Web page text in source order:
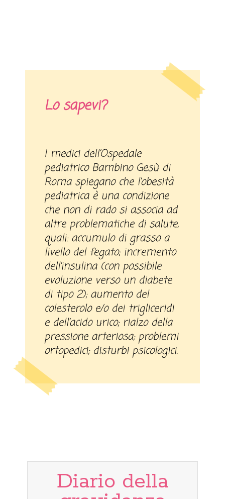
Lo sapevi?
I medici dell’Ospedale
pediatrico Bambino Gesù di
Roma spiegano che l’obesità
pediatrica è una condizione
che non di rado si associa ad
altre problematiche di salute,
quali: accumulo di grasso a
livello del fegato; incremento
dell’insulina (con possibile
evoluzione verso un diabete
di tipo 2); aumento del
colesterolo e/o dei trigliceridi
e dell’acido urico; rialzo della
pressione arteriosa; problemi
ortopedici; disturbi psicologici.
Diario della